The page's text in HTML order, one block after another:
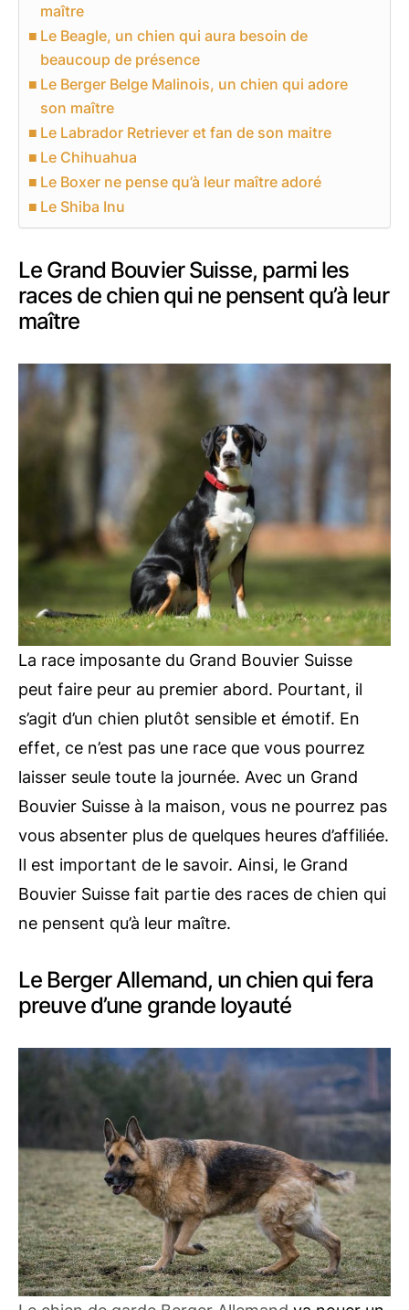
maître
Le Beagle, un chien qui aura besoin de
beaucoup de présence
Le Berger Belge Malinois, un chien qui adore
son maître
Le Labrador Retriever et fan de son maitre
Le Chihuahua
Le Boxer ne pense qu’à leur maître adoré
Le Shiba Inu
Le Grand Bouvier Suisse, parmi les
races de chien qui ne pensent qu’à leur
maître
La race imposante du Grand Bouvier Suisse
peut faire peur au premier abord. Pourtant, il
s’agit d’un chien plutôt sensible et émotif. En
effet, ce n’est pas une race que vous pourrez
laisser seule toute la journée. Avec un Grand
Bouvier Suisse à la maison, vous ne pourrez pas
vous absenter plus de quelques heures d’affiliée.
Il est important de le savoir. Ainsi, le Grand
Bouvier Suisse fait partie des races de chien qui
ne pensent qu’à leur maître.
Le Berger Allemand, un chien qui fera
preuve d’une grande loyauté